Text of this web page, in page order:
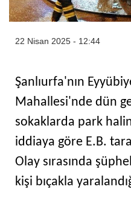
22 Nisan 2025 - 12:44
Şanlıurfa'nın
Mahallesi'nde dün
sokaklarda park
iddiaya göre E.B.
Olay sırasında
kişi bıçakla